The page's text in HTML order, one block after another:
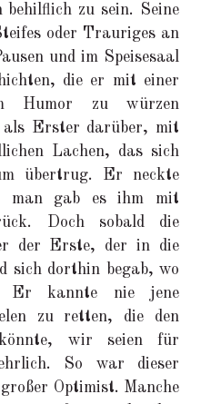
zu sein. Seine
oder Trauriges an
und im Speisesaal
die er mit einer
Humor zu würzen
Erster darüber, mit
Lachen, das sich
übertrug. Er neckte
man gab es ihm mit
Doch sobald die
der Erste, der in die
sich dorthin begab, wo
Er kannte nie jene
zu retten, die den
wir seien für
So war dieser
Optimist. Manche